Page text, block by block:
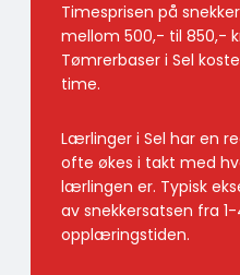
Timesprisen på
mellom 500,- til 850,-
Tømrerbaser i Sel
time.
Lærlinger i Sel har en
ofte økes i takt med
lærlingen er. Typisk
av snekkersatsen fra
opplæringstiden.